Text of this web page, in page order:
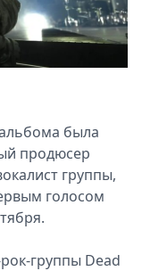
была
продюсер
группы,
голосом
группы Dead